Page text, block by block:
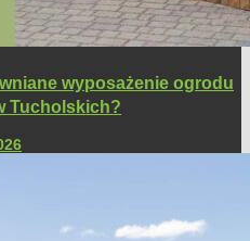
wyposażenie ogrodu
Tucholskich?